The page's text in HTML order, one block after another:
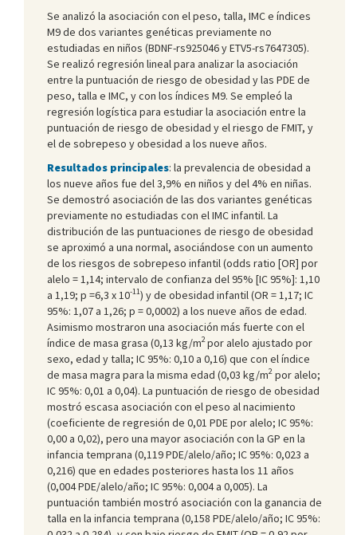
Se analizó la asociación con el peso, talla, IMC e índices
M9 de dos variantes genéticas previamente no
estudiadas en niños (BDNF-rs925046 y ETV5-rs7647305).
Se realizó regresión lineal para analizar la asociación
entre la puntuación de riesgo de obesidad y las PDE de
peso, talla e IMC, y con los índices M9. Se empleó la
regresión logística para estudiar la asociación entre la
puntuación de riesgo de obesidad y el riesgo de FMIT, y
el de sobrepeso y obesidad a los nueve años.
Resultados principales: la prevalencia de obesidad a
los nueve años fue del 3,9% en niños y del 4% en niñas.
Se demostró asociación de las dos variantes genéticas
previamente no estudiadas con el IMC infantil. La
distribución de las puntuaciones de riesgo de obesidad
se aproximó a una normal, asociándose con un aumento
de los riesgos de sobrepeso infantil (odds ratio [OR] por
alelo = 1,14; intervalo de confianza del 95% [IC 95%]: 1,10
a 1,19; p =6,3 x 10-11) y de obesidad infantil (OR = 1,17; IC
95%: 1,07 a 1,26; p = 0,0002) a los nueve años de edad.
Asimismo mostraron una asociación más fuerte con el
índice de masa grasa (0,13 kg/m2por alelo ajustado por
sexo, edad y talla; IC 95%: 0,10 a 0,16) que con el índice
de masa magra para la misma edad (0,03 kg/m2 por alelo;
IC 95%: 0,01 a 0,04). La puntuación de riesgo de obesidad
mostró escasa asociación con el peso al nacimiento
(coeficiente de regresión de 0,01 PDE por alelo; IC 95%:
0,00 a 0,02), pero una mayor asociación con la GP en la
infancia temprana (0,119 PDE/alelo/año; IC 95%: 0,023 a
0,216) que en edades posteriores hasta los 11 años
(0,004 PDE/alelo/año; IC 95%: 0,004 a 0,005). La
puntuación también mostró asociación con la ganancia de
talla en la infancia temprana (0,158 PDE/alelo/año; IC 95%: